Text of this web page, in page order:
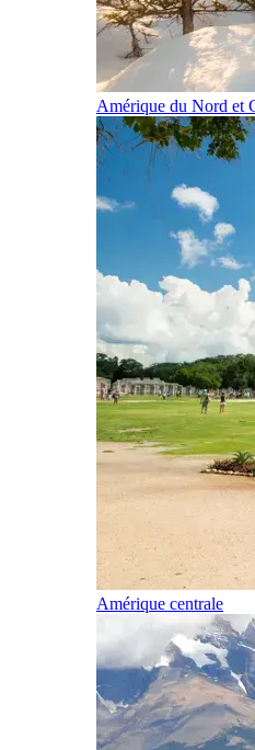
Amérique du Nord et
Amérique centrale